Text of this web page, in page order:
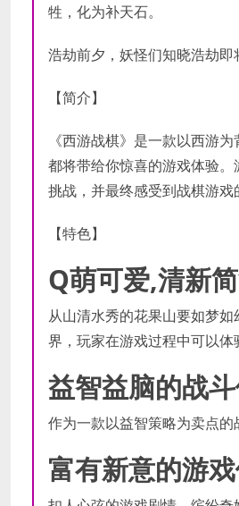
牲，化为补天石。
浩劫前夕，妖怪们知晓浩劫
【简介】
《西游战棋》是一款以西游
都将带给你惊喜的游戏体验
挑战，并最终感受到战棋游戏
【特色】
Q萌可爱,清新
从山清水秀的花果山要如梦
界，玩家在游戏过程中可以体
益智益脑的战
作为一款以益智策略为卖点的
富有新意的游